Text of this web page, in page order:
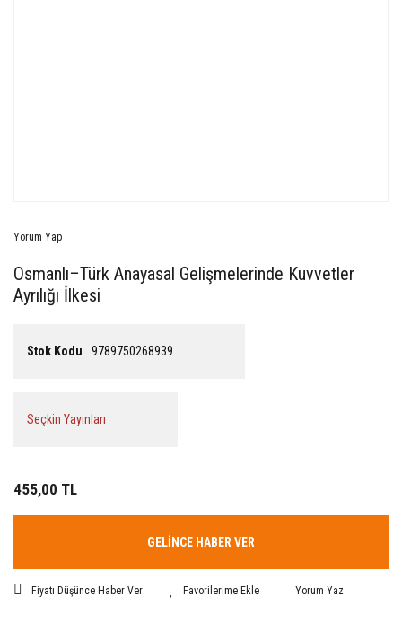
Yorum Yap
Osmanlı–Türk Anayasal Gelişmelerinde Kuvvetler
Ayrılığı İlkesi
Stok Kodu 9789750268939
Seçkin Yayınları
455,00 TL
GELİNCE HABER VER
Fiyatı Düşünce Haber Ver Yorum Yaz